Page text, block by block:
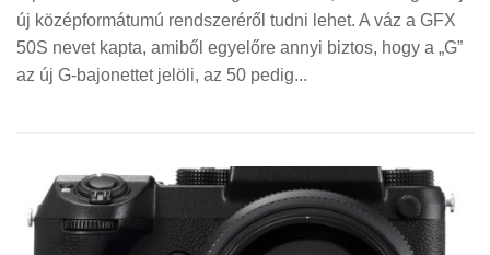
új középformátumú rendszeréről tudni lehet. A váz a GFX
50S nevet kapta, amiből egyelőre annyi biztos, hogy a „G”
az új G-bajonettet jelöli, az 50 pedig...